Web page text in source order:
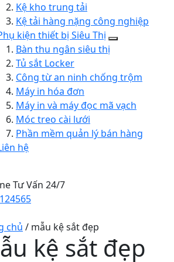
Kệ kho trung tải
Kệ tải hàng nặng công nghiệp
kiện thiết bị Siêu Thị
Bàn thu ngân siêu thị
Tủ sắt Locker
Công từ an ninh chống trộm
Máy in hóa đơn
Máy in và máy đọc mã vạch
Móc treo cài lưới
Phần mềm quản lý bán hàng
hệ
Tư Vấn 24/7
chủ / mẫu kệ sắt đẹp
kệ sắt đẹp